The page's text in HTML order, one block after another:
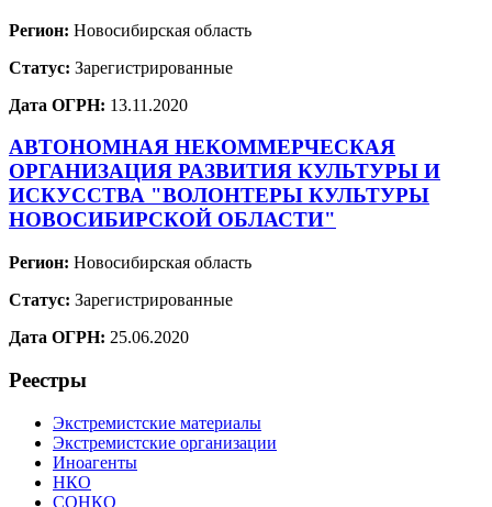
Регион: Новосибирская область
Статус: Зарегистрированные
Дата ОГРН: 13.11.2020
АВТОНОМНАЯ НЕКОММЕРЧЕСКАЯ
ОРГАНИЗАЦИЯ РАЗВИТИЯ КУЛЬТУРЫ И
ИСКУССТВА "ВОЛОНТЕРЫ КУЛЬТУРЫ
НОВОСИБИРСКОЙ ОБЛАСТИ"
Регион: Новосибирская область
Статус: Зарегистрированные
Дата ОГРН: 25.06.2020
Реестры
Экстремистские материалы
Экстремистские организации
Иноагенты
НКО
СОНКО